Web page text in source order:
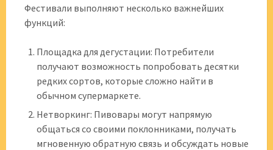
Фестивали выполняют несколько важнейших
функций:
Площадка для дегустации: Потребители
получают возможность попробовать десятки
редких сортов, которые сложно найти в
обычном супермаркете.
Нетворкинг: Пивовары могут напрямую
общаться со своими поклонниками, получать
мгновенную обратную связь и обсуждать новые